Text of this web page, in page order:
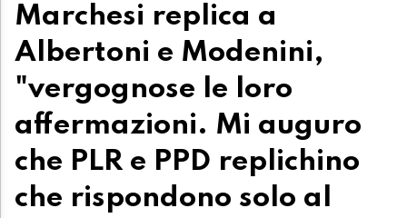
Marchesi replica a
Albertoni e Modenini,
"vergognose le loro
affermazioni. Mi auguro
che PLR e PPD replichino
che rispondono solo al